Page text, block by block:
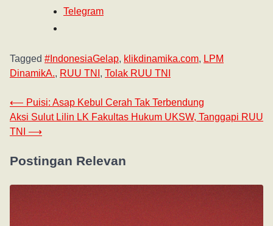
Telegram
Tagged #IndonesiaGelap, klikdinamika.com, LPM
DinamikA., RUU TNI , Tolak RUU TNI
⟵ Puisi: Asap Kebul Cerah Tak Terbendung
Aksi Sulut Lilin LK Fakultas Hukum UKSW, Tanggapi RUU
TNI
⟶
Postingan Relevan